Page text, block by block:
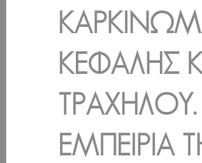
ΚΕΦΑΛΉΣ
ΤΡΑΧΉΛΟΥ.
ΕΜΠΕΙΡΊΑ